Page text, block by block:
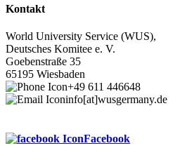
Kontakt
World University Service (WUS),
Deutsches Komitee e. V.
Goebenstraße 35
65195 Wiesbaden
+49 611 446648
info[at]wusgermany.de
Facebook